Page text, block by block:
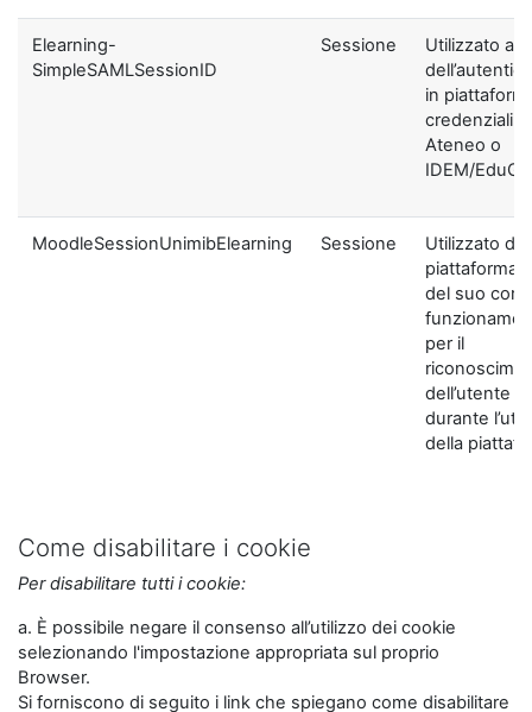
Elearning-
SimpleSAMLSessionID
Sessione
Utilizzato ai
in
credenziali di
Ateneo o
IDEM/
MoodleSessionUnimibElearning Sessione
Utilizzato
piattaforma
del suo
per il
dell’utente
durante
della
Come disabilitare i cookie
Per disabilitare tutti i cookie:
a. È possibile negare il consenso all’utilizzo dei cookie
selezionando l'impostazione appropriata sul proprio
Browser.
Si forniscono di seguito i link che spiegano come disabilitare